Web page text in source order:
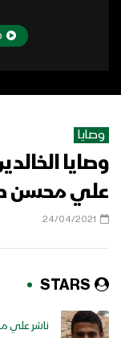
وصايا
وصايا
علي محسن
24/04/2021
STARS
ناشر علي